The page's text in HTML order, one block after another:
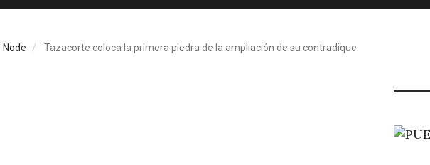
Node Tazacorte coloca la primera piedra de la ampliación de su contradique